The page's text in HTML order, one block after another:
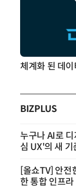
BIZPLUS
누구나 AI로
심 UX'의 새 기
[올쇼TV] 안전
한 통합 인프라